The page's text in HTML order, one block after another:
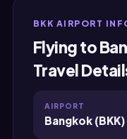
BKK AIRPORT
Flying to
Travel
AIRPORT
Bangkok (BKK)